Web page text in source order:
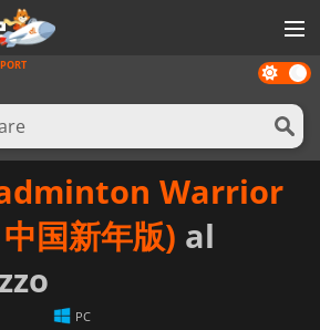
Dark
mode
Warrior
国新年版) al
PC